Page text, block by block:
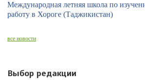
Международная летняя школа по
работу в Хороге (Таджикистан)
все новости
Выбор редакции